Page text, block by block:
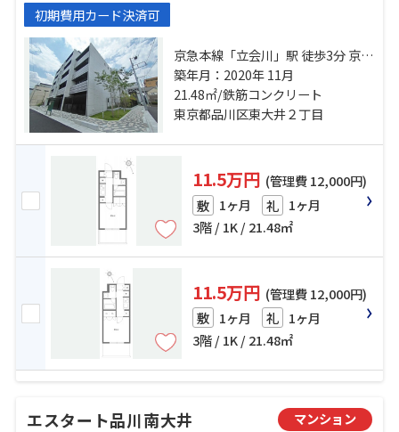
初期費用カード決済可
京急本線「立会川」駅 徒歩3分 京浜
東北線「大井町」駅 徒歩15分 東京
モノレール「大井競馬場前」駅 徒
歩14分
築年月：2020年 11月
21.48㎡/鉄筋コンクリート
東京都品川区東大井２丁目
11.5万円 (管理費 12,000円)
敷 1ヶ月 礼 1ヶ月
3階 / 1K / 21.48㎡
11.5万円 (管理費 12,000円)
敷 1ヶ月 礼 1ヶ月
3階 / 1K / 21.48㎡
エスタート品川南大井 マンション